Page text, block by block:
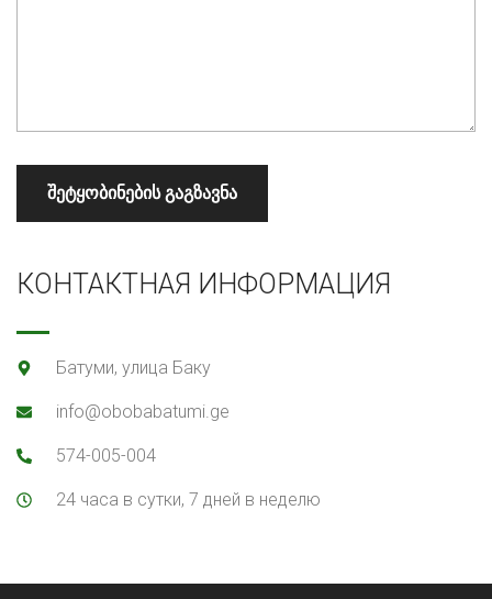
КОНТАКТНАЯ ИНФОРМАЦИЯ
Батуми, улица Баку
info@obobabatumi.ge
574-005-004
24 часа в сутки, 7 дней в неделю